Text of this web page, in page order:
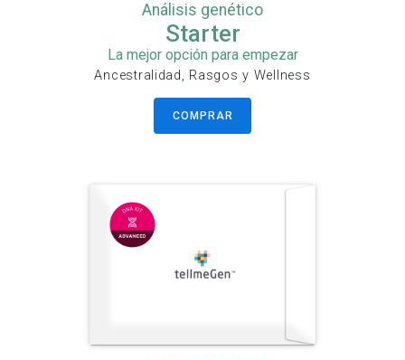
Análisis genético
Starter
La mejor opción para empezar
Ancestralidad, Rasgos y Wellness
COMPRAR